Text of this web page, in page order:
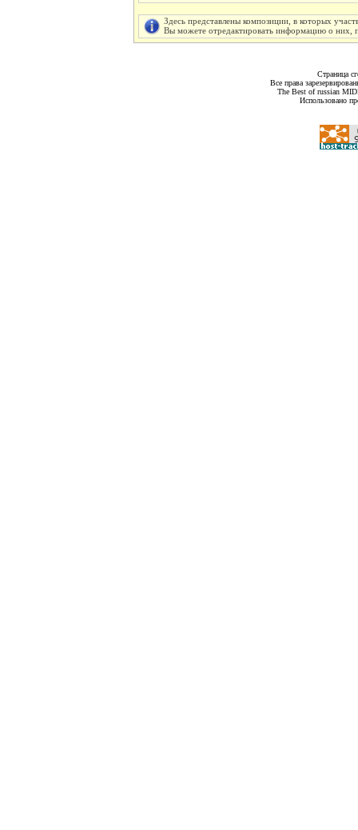
Здесь представлены композиции, в которых
Вы можете отредактировать информацию о них,
Страница
Все права
The Best of russian
Использовано